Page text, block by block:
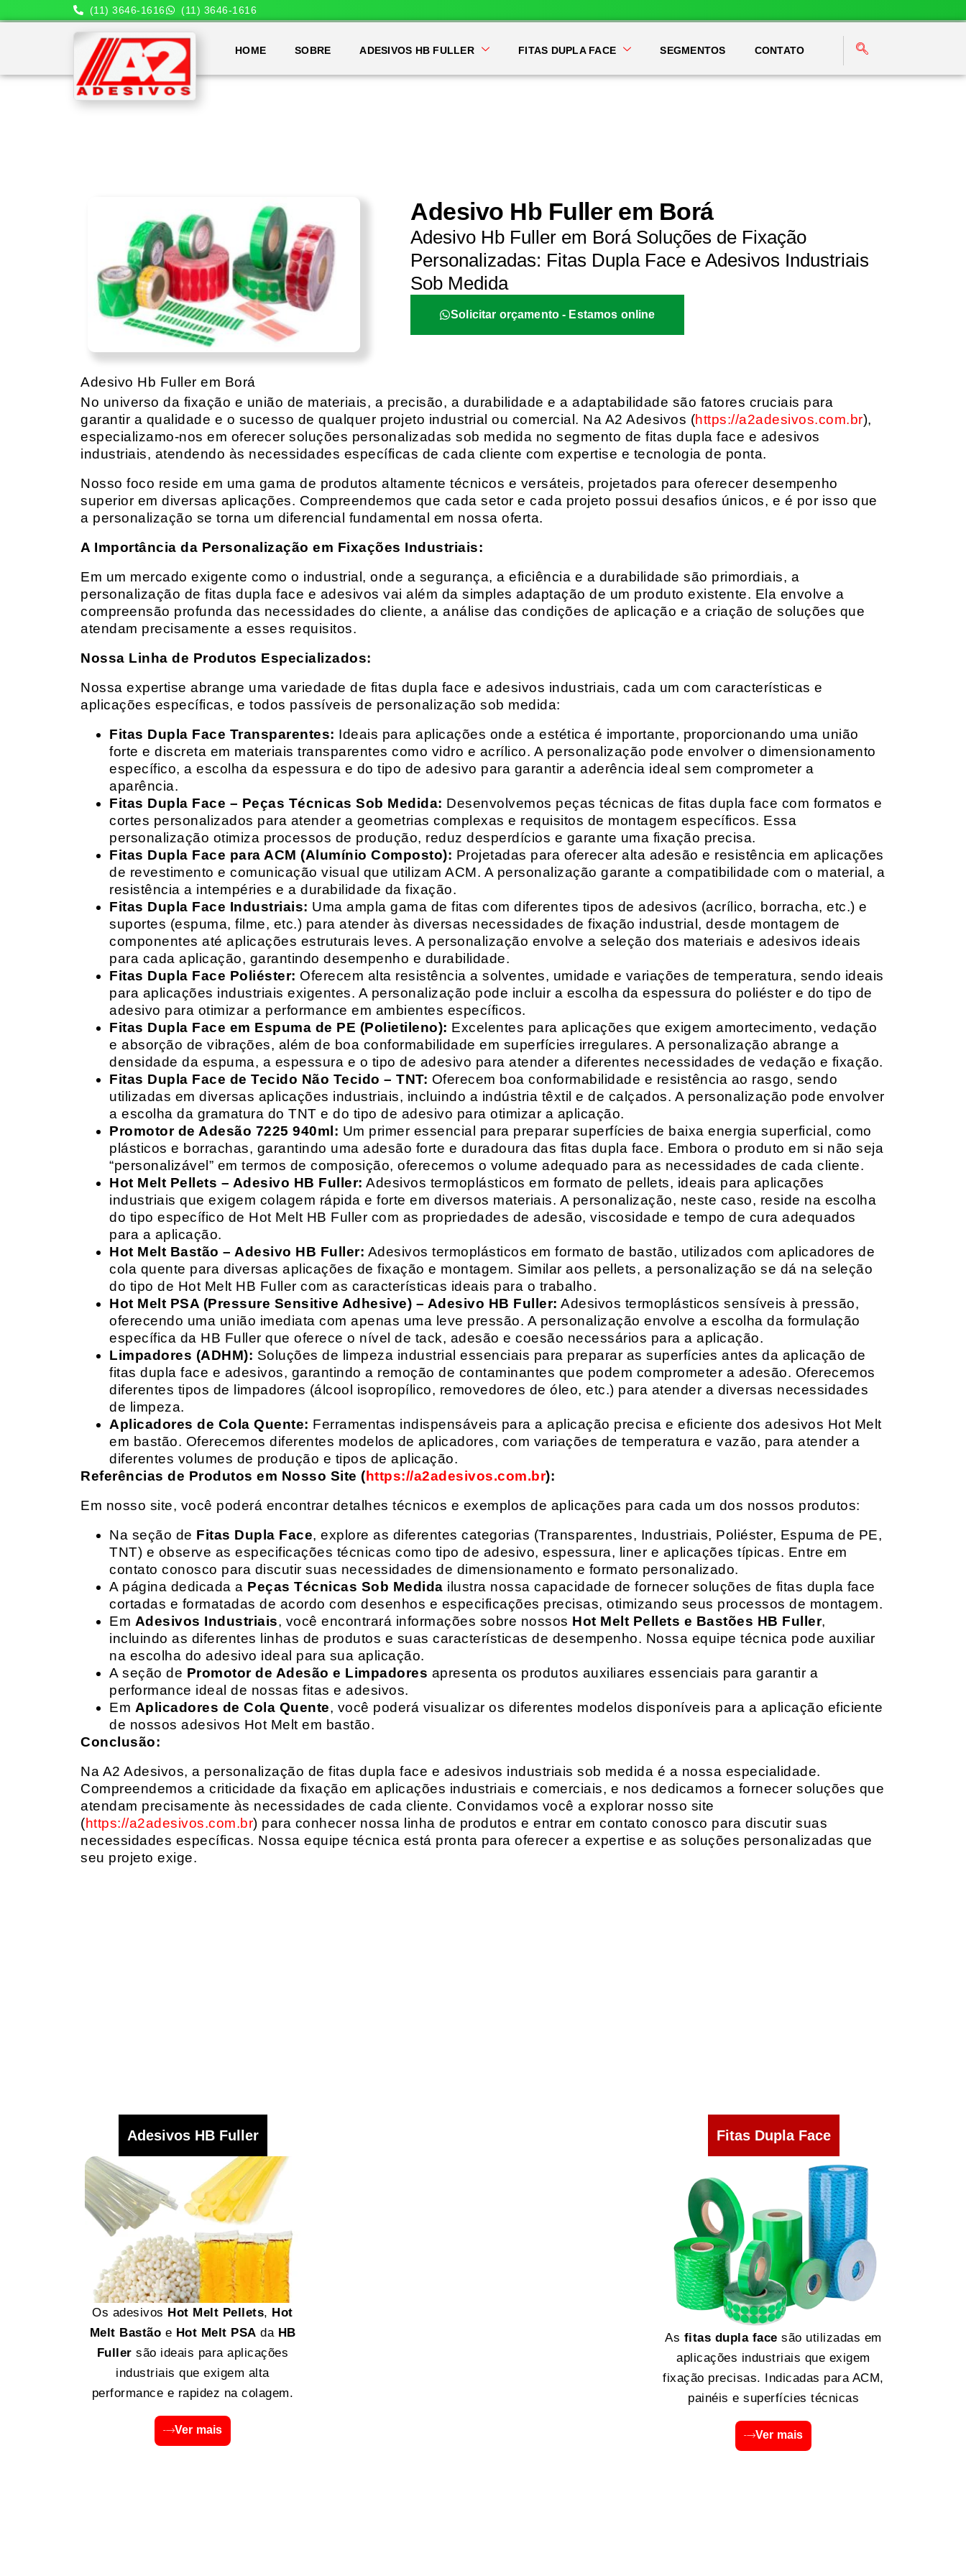
(11) 3646-1616 (11) 3646-1616
HOME SOBRE ADESIVOS HB FULLER FITAS DUPLA FACE SEGMENTOS CONTATO
Adesivo Hb Fuller em Borá
Adesivo Hb Fuller em Borá Soluções de Fixação
Personalizadas: Fitas Dupla Face e Adesivos Industriais
Sob Medida
Solicitar orçamento - Estamos online
Adesivo Hb Fuller em Borá
No universo da fixação e união de materiais, a precisão, a durabilidade e a adaptabilidade são fatores cruciais para
garantir a qualidade e o sucesso de qualquer projeto industrial ou comercial. Na A2 Adesivos (https://a2adesivos.com.br),
especializamo-nos em oferecer soluções personalizadas sob medida no segmento de fitas dupla face e adesivos
industriais, atendendo às necessidades específicas de cada cliente com expertise e tecnologia de ponta.
Nosso foco reside em uma gama de produtos altamente técnicos e versáteis, projetados para oferecer desempenho
superior em diversas aplicações. Compreendemos que cada setor e cada projeto possui desafios únicos, e é por isso que
a personalização se torna um diferencial fundamental em nossa oferta.
A Importância da Personalização em Fixações Industriais:
Em um mercado exigente como o industrial, onde a segurança, a eficiência e a durabilidade são primordiais, a
personalização de fitas dupla face e adesivos vai além da simples adaptação de um produto existente. Ela envolve a
compreensão profunda das necessidades do cliente, a análise das condições de aplicação e a criação de soluções que
atendam precisamente a esses requisitos.
Nossa Linha de Produtos Especializados:
Nossa expertise abrange uma variedade de fitas dupla face e adesivos industriais, cada um com características e
aplicações específicas, e todos passíveis de personalização sob medida:
Fitas Dupla Face Transparentes: Ideais para aplicações onde a estética é importante, proporcionando uma união
forte e discreta em materiais transparentes como vidro e acrílico. A personalização pode envolver o dimensionamento
específico, a escolha da espessura e do tipo de adesivo para garantir a aderência ideal sem comprometer a
aparência.
Fitas Dupla Face – Peças Técnicas Sob Medida: Desenvolvemos peças técnicas de fitas dupla face com formatos e
cortes personalizados para atender a geometrias complexas e requisitos de montagem específicos. Essa
personalização otimiza processos de produção, reduz desperdícios e garante uma fixação precisa.
Fitas Dupla Face para ACM (Alumínio Composto): Projetadas para oferecer alta adesão e resistência em aplicações
de revestimento e comunicação visual que utilizam ACM. A personalização garante a compatibilidade com o material, a
resistência a intempéries e a durabilidade da fixação.
Fitas Dupla Face Industriais: Uma ampla gama de fitas com diferentes tipos de adesivos (acrílico, borracha, etc.) e
suportes (espuma, filme, etc.) para atender às diversas necessidades de fixação industrial, desde montagem de
componentes até aplicações estruturais leves. A personalização envolve a seleção dos materiais e adesivos ideais
para cada aplicação, garantindo desempenho e durabilidade.
Fitas Dupla Face Poliéster: Oferecem alta resistência a solventes, umidade e variações de temperatura, sendo ideais
para aplicações industriais exigentes. A personalização pode incluir a escolha da espessura do poliéster e do tipo de
adesivo para otimizar a performance em ambientes específicos.
Fitas Dupla Face em Espuma de PE (Polietileno): Excelentes para aplicações que exigem amortecimento, vedação
e absorção de vibrações, além de boa conformabilidade em superfícies irregulares. A personalização abrange a
densidade da espuma, a espessura e o tipo de adesivo para atender a diferentes necessidades de vedação e fixação.
Fitas Dupla Face de Tecido Não Tecido – TNT: Oferecem boa conformabilidade e resistência ao rasgo, sendo
utilizadas em diversas aplicações industriais, incluindo a indústria têxtil e de calçados. A personalização pode envolver
a escolha da gramatura do TNT e do tipo de adesivo para otimizar a aplicação.
Promotor de Adesão 7225 940ml: Um primer essencial para preparar superfícies de baixa energia superficial, como
plásticos e borrachas, garantindo uma adesão forte e duradoura das fitas dupla face. Embora o produto em si não seja
“personalizável” em termos de composição, oferecemos o volume adequado para as necessidades de cada cliente.
Hot Melt Pellets – Adesivo HB Fuller: Adesivos termoplásticos em formato de pellets, ideais para aplicações
industriais que exigem colagem rápida e forte em diversos materiais. A personalização, neste caso, reside na escolha
do tipo específico de Hot Melt HB Fuller com as propriedades de adesão, viscosidade e tempo de cura adequados
para a aplicação.
Hot Melt Bastão – Adesivo HB Fuller: Adesivos termoplásticos em formato de bastão, utilizados com aplicadores de
cola quente para diversas aplicações de fixação e montagem. Similar aos pellets, a personalização se dá na seleção
do tipo de Hot Melt HB Fuller com as características ideais para o trabalho.
Hot Melt PSA (Pressure Sensitive Adhesive) – Adesivo HB Fuller: Adesivos termoplásticos sensíveis à pressão,
oferecendo uma união imediata com apenas uma leve pressão. A personalização envolve a escolha da formulação
específica da HB Fuller que oferece o nível de tack, adesão e coesão necessários para a aplicação.
Limpadores (ADHM): Soluções de limpeza industrial essenciais para preparar as superfícies antes da aplicação de
fitas dupla face e adesivos, garantindo a remoção de contaminantes que podem comprometer a adesão. Oferecemos
diferentes tipos de limpadores (álcool isopropílico, removedores de óleo, etc.) para atender a diversas necessidades
de limpeza.
Aplicadores de Cola Quente: Ferramentas indispensáveis para a aplicação precisa e eficiente dos adesivos Hot Melt
em bastão. Oferecemos diferentes modelos de aplicadores, com variações de temperatura e vazão, para atender a
diferentes volumes de produção e tipos de aplicação.
Referências de Produtos em Nosso Site (https://a2adesivos.com.br):
Em nosso site, você poderá encontrar detalhes técnicos e exemplos de aplicações para cada um dos nossos produtos:
Na seção de Fitas Dupla Face, explore as diferentes categorias (Transparentes, Industriais, Poliéster, Espuma de PE,
TNT) e observe as especificações técnicas como tipo de adesivo, espessura, liner e aplicações típicas. Entre em
contato conosco para discutir suas necessidades de dimensionamento e formato personalizado.
A página dedicada a Peças Técnicas Sob Medida ilustra nossa capacidade de fornecer soluções de fitas dupla face
cortadas e formatadas de acordo com desenhos e especificações precisas, otimizando seus processos de montagem.
Em Adesivos Industriais, você encontrará informações sobre nossos Hot Melt Pellets e Bastões HB Fuller,
incluindo as diferentes linhas de produtos e suas características de desempenho. Nossa equipe técnica pode auxiliar
na escolha do adesivo ideal para sua aplicação.
A seção de Promotor de Adesão e Limpadores apresenta os produtos auxiliares essenciais para garantir a
performance ideal de nossas fitas e adesivos.
Em Aplicadores de Cola Quente, você poderá visualizar os diferentes modelos disponíveis para a aplicação eficiente
de nossos adesivos Hot Melt em bastão.
Conclusão:
Na A2 Adesivos, a personalização de fitas dupla face e adesivos industriais sob medida é a nossa especialidade.
Compreendemos a criticidade da fixação em aplicações industriais e comerciais, e nos dedicamos a fornecer soluções que
atendam precisamente às necessidades de cada cliente. Convidamos você a explorar nosso site
(https://a2adesivos.com.br) para conhecer nossa linha de produtos e entrar em contato conosco para discutir suas
necessidades específicas. Nossa equipe técnica está pronta para oferecer a expertise e as soluções personalizadas que
seu projeto exige.
Adesivos HB Fuller
Os adesivos Hot Melt Pellets, Hot
Melt Bastão e Hot Melt PSA da HB
Fuller são ideais para aplicações
industriais que exigem alta
performance e rapidez na colagem.
Ver mais
Fitas Dupla Face
As fitas dupla face são utilizadas em
aplicações industriais que exigem
fixação precisas. Indicadas para ACM,
painéis e superfícies técnicas
Ver mais